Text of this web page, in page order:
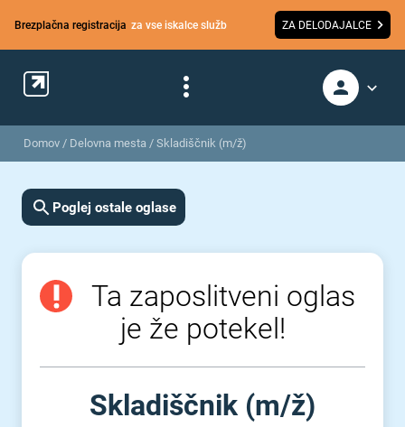
Brezplačna registracija za vse iskalce služb ZA DELODAJALCE
Domov / Delovna mesta / Skladiščnik (m/ž)
Poglej ostale oglase
Ta zaposlitveni oglas
je že potekel!
Skladiščnik (m⁠/⁠ž)